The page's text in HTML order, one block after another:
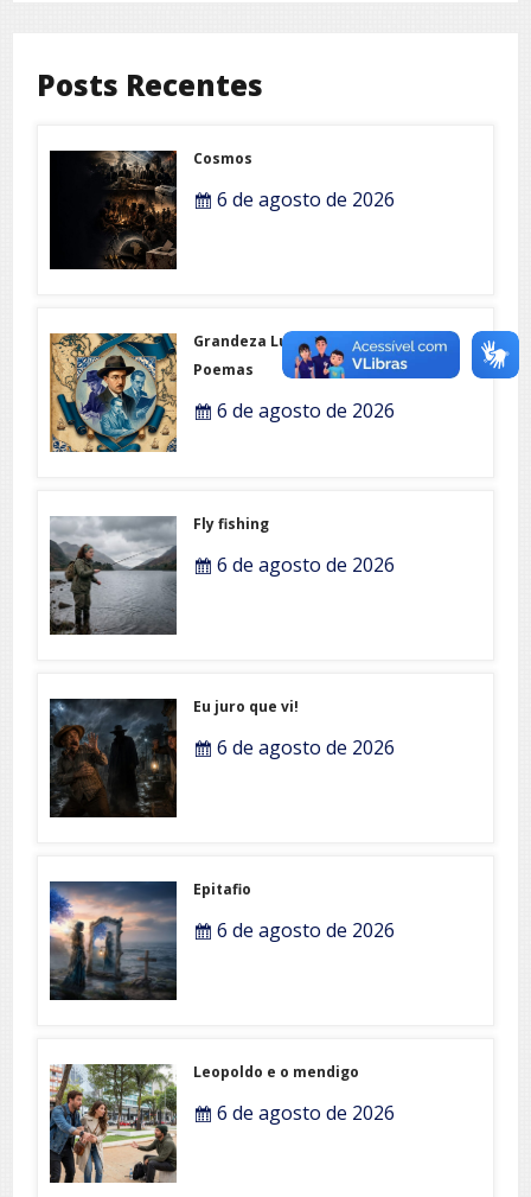
Posts Recentes
Cosmos
6 de agosto de 2026
Grandeza Lusófona e Expo-
Poemas
6 de agosto de 2026
Fly fishing
6 de agosto de 2026
Eu juro que vi!
6 de agosto de 2026
Epitafio
6 de agosto de 2026
Leopoldo e o mendigo
6 de agosto de 2026